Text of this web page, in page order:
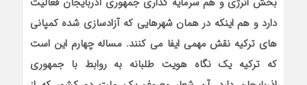
دارد و هم اینکه در همان شهرهایی که آزادسازی شده کمپانی
های ترکیه نقش مهمی ایفا می کنند. مساله چهارم این است
که ترکیه یک نگاه هویت طلبانه به روابط با جمهوری